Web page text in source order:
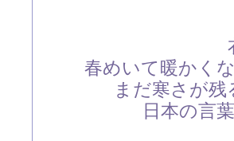
春めいて暖かく
まだ寒さが
日本の言